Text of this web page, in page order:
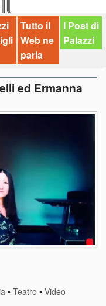
Tutto il
Web ne
parla
I Post di
Palazzi
ed Ermanna
•Teatro •Video